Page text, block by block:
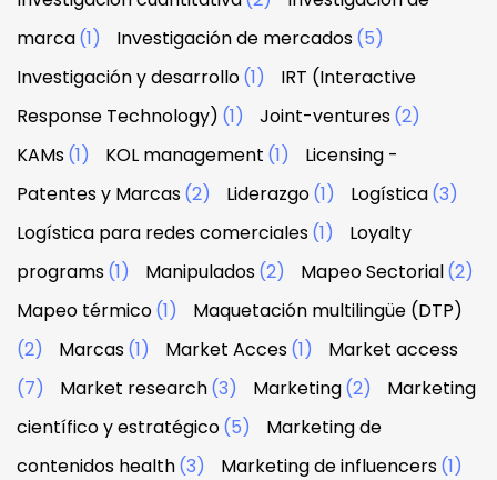
marca(1) Investigación de mercados(5)
Investigación y desarrollo(1)
IRT (Interactive
Response Technology) (1) Joint-ventures(2)
KAMs(1) KOL management (1)
Licensing -
Patentes y Marcas(2) Liderazgo(1) Logística(3)
Logística para redes comerciales(1)
Loyalty
programs(1) Manipulados(2) Mapeo Sectorial(2)
Mapeo térmico(1)
Maquetación multilingüe (DTP)
(2)
Marcas(1) Market Acces(1)
Market access
(7)
Market research(3) Marketing(2)
Marketing
científico y estratégico(5)
Marketing de
contenidos health(3) Marketing de influencers(1)